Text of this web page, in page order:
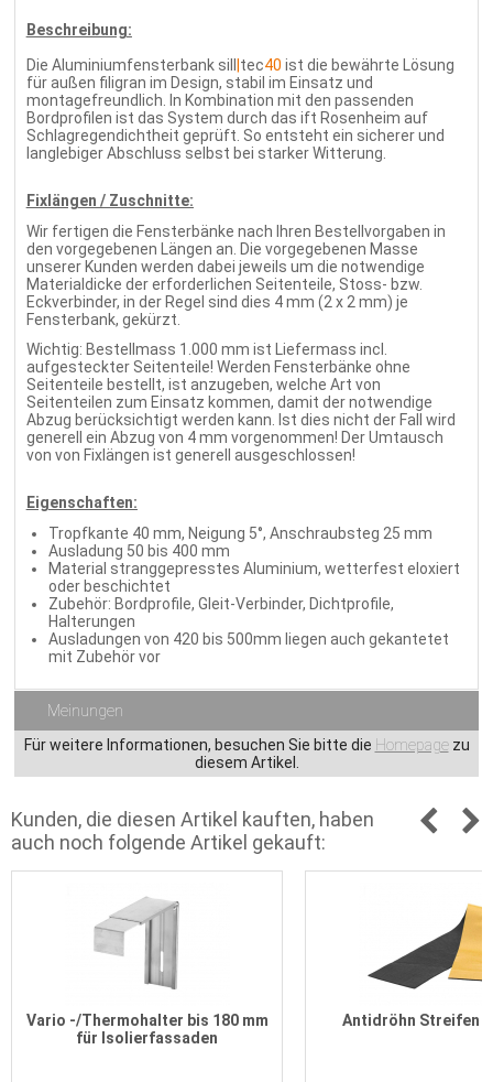
Beschreibung:
Die Aluminiumfensterbank sill
tec40 ist die bewährte Lösung
für außen filigran im Design, stabil im Einsatz und
montagefreundlich. In Kombination mit den passenden
Bordprofilen ist das System durch das ift Rosenheim auf
Schlagregendichtheit geprüft. So entsteht ein sicherer und
langlebiger Abschluss selbst bei starker Witterung.
Fixlängen / Zuschnitte:
Wir fertigen die Fensterbänke nach Ihren Bestellvorgaben in
den vorgegebenen Längen an. Die vorgegebenen Masse
unserer Kunden werden dabei jeweils um die notwendige
Materialdicke der erforderlichen Seitenteile, Stoss- bzw.
Eckverbinder, in der Regel sind dies 4 mm (2 x 2 mm) je
Fensterbank, gekürzt.
Wichtig: Bestellmass 1.000 mm ist Liefermass incl.
aufgesteckter Seitenteile! Werden Fensterbänke ohne
Seitenteile bestellt, ist anzugeben, welche Art von
Seitenteilen zum Einsatz kommen, damit der notwendige
Abzug berücksichtigt werden kann. Ist dies nicht der Fall wird
generell ein Abzug von 4 mm vorgenommen! Der Umtausch
von von Fixlängen ist generell ausgeschlossen!
Eigenschaften:
Tropfkante 40 mm, Neigung 5°, Anschraubsteg 25 mm
Ausladung 50 bis 400 mm
Material stranggepresstes Aluminium, wetterfest eloxiert
oder beschichtet
Zubehör: Bordprofile, Gleit-Verbinder, Dichtprofile,
Halterungen
Ausladungen von 420 bis 500mm liegen auch gekantetet
mit Zubehör vor
Meinungen
Für weitere Informationen, besuchen Sie bitte die Homepagezu
diesem Artikel.
Kunden, die diesen Artikel kauften, haben
auch noch folgende Artikel gekauft:
Vario -/Thermohalter bis 180 mm
für Isolierfassaden
Antidröhn Streifen